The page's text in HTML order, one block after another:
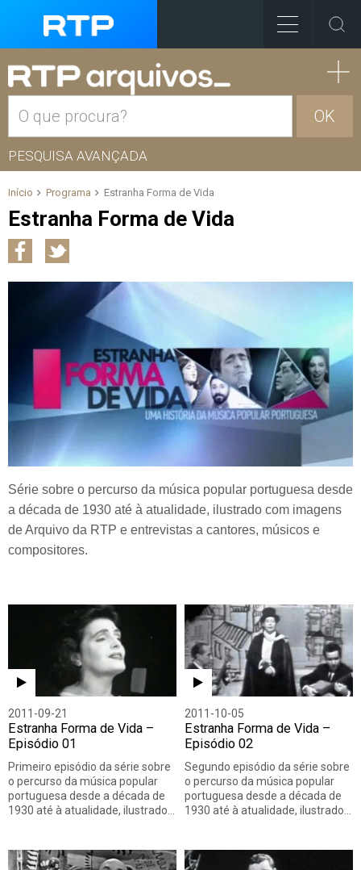
OK
PESQUISA AVANÇADA
Início Programa Estranha Forma de Vida
Estranha Forma de Vida
Série sobre o percurso da música popular portuguesa desde
a década de 1930 até à atualidade, ilustrado com imagens
de Arquivo da RTP e entrevistas a cantores, músicos e
compositores.
2011-09-21
Estranha Forma de Vida –
Episódio 01
Primeiro episódio da série sobre
o percurso da música popular
portuguesa desde a década de
1930 até à atualidade, ilustrado…
2011-10-05
Estranha Forma de Vida –
Episódio 02
Segundo episódio da série sobre
o percurso da música popular
portuguesa desde a década de
1930 até à atualidade, ilustrado…